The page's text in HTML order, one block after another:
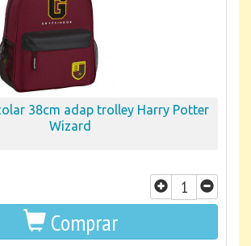
38cm adap trolley Harry Potter
Wizard
Comprar